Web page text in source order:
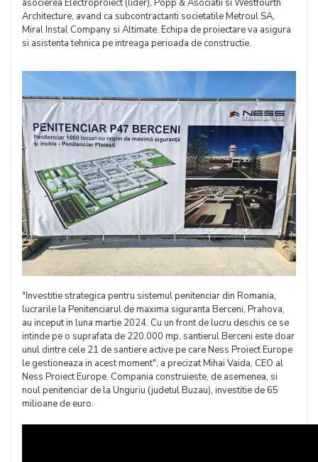
asocierea Electroproiect (lider), Popp & Asociatii si Westfourth
Architecture, avand ca subcontractanti societatile Metroul SA,
Miral Instal Company si Altimate. Echipa de proiectare va asigura
si asistenta tehnica pe intreaga perioada de constructie.
"Investitie strategica pentru sistemul penitenciar din Romania,
lucrarile la Penitenciarul de maxima siguranta Berceni, Prahova,
au inceput in luna martie 2024. Cu un front de lucru deschis ce se
intinde pe o suprafata de 220.000 mp, santierul Berceni este doar
unul dintre cele 21 de santiere active pe care Ness Proiect Europe
le gestioneaza in acest moment", a precizat Mihai Vaida, CEO al
Ness Proiect Europe. Compania construieste, de asemenea, si
noul penitenciar de la Unguriu (judetul Buzau), investitie de 65
milioane de euro.